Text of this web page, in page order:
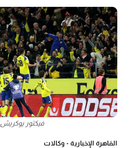
فيكتور يوكريش
القاهرة الإخبارية - وكالات